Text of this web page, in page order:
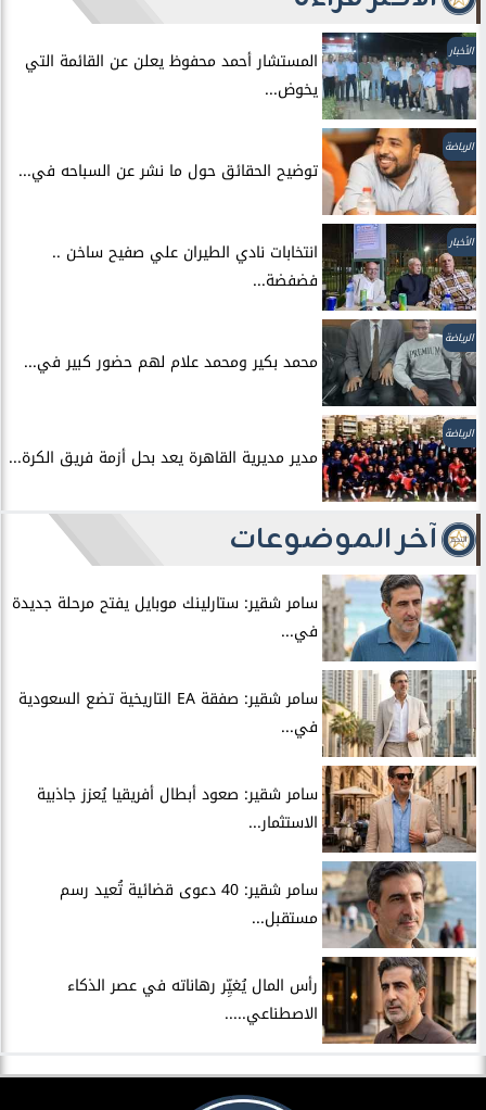
الأخبار
المستشار أحمد محفوظ يعلن عن القائمة التي
يخوض...
الرياضة
توضيح الحقائق حول ما نشر عن السباحه في...
الأخبار
انتخابات نادي الطيران علي صفيح ساخن ..
فضفضة...
الرياضة
محمد بكير ومحمد علام لهم حضور كبير في...
الرياضة
مدير مديرية القاهرة يعد بحل أزمة فريق الكرة...
آخر الموضوعات
سامر شقير: ستارلينك موبايل يفتح مرحلة جديدة
في...
سامر شقير: صفقة EA التاريخية تضع السعودية
في...
سامر شقير: صعود أبطال أفريقيا يُعزز جاذبية
الاستثمار...
سامر شقير: 40 دعوى قضائية تُعيد رسم
مستقبل...
رأس المال يُغيِّر رهاناته في عصر الذكاء
الاصطناعي.....